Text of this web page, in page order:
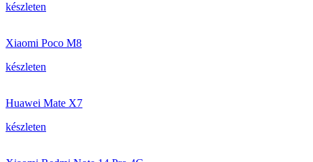
készleten
Xiaomi Poco M8
készleten
Huawei Mate X7
készleten